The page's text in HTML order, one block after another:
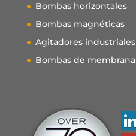
Bombas horizontales
Bombas magnéticas
Agitadores industriales
Bombas de membrana